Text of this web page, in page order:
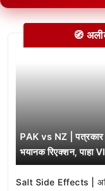
🧭
PAK vs NZ |
भयानक रिएक्शन, पाहा
Salt Side Effects |